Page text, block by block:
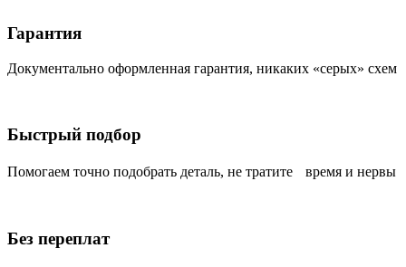
Гарантия
Документально оформленная гарантия, никаких «серых» схем
Быстрый подбор
Помогаем точно подобрать деталь, не тратите время и нервы
Без переплат